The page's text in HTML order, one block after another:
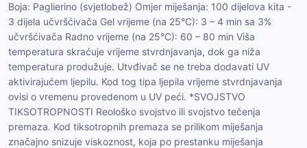
Boja: Paglierino (svjetlobež) Omjer miješanja: 100 dijelova kita -
3 dijela učvršćivača Gel vrijeme (na 25°C): 3 – 4 min sa 3%
učvršćivača Radno vrijeme (na 25°C): 60 – 80 min Viša
temperatura skraćuje vrijeme stvrdnjavanja, dok ga niža
temperatura produžuje. Utvđivač se ne treba dodavati UV
aktivirajućem ljepilu. Kod tog tipa ljepila vrijeme stvrdnjavanja
ovisi o vremenu provedenom u UV peći. *SVOJSTVO
TIKSOTROPNOSTI Reološko svojstvo ili svojstvo tečenja
premaza. Kod tiksotropnih premaza se prilikom miješanja
značajno snizuje viskoznost, koja po prestanku miješanja